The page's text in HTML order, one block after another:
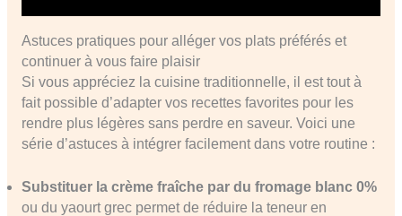
Astuces pratiques pour alléger vos plats préférés et
continuer à vous faire plaisir
Si vous appréciez la cuisine traditionnelle, il est tout à
fait possible d’adapter vos recettes favorites pour les
rendre plus légères sans perdre en saveur. Voici une
série d’astuces à intégrer facilement dans votre routine :
Substituer la crème fraîche par du fromage blanc 0%
ou du yaourt grec permet de réduire la teneur en